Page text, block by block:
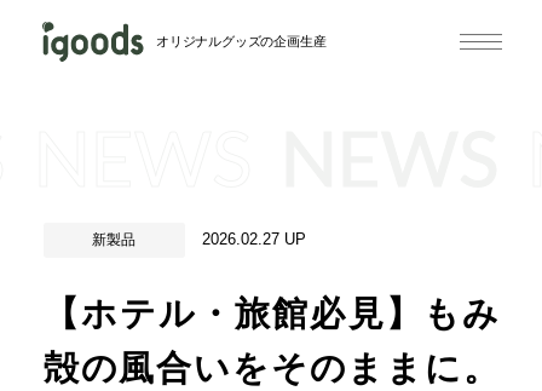
オリジナルグッズの企画生産
新製品 2026.02.27 UP
【ホテル・旅館必見】もみ
殻の風合いをそのままに。